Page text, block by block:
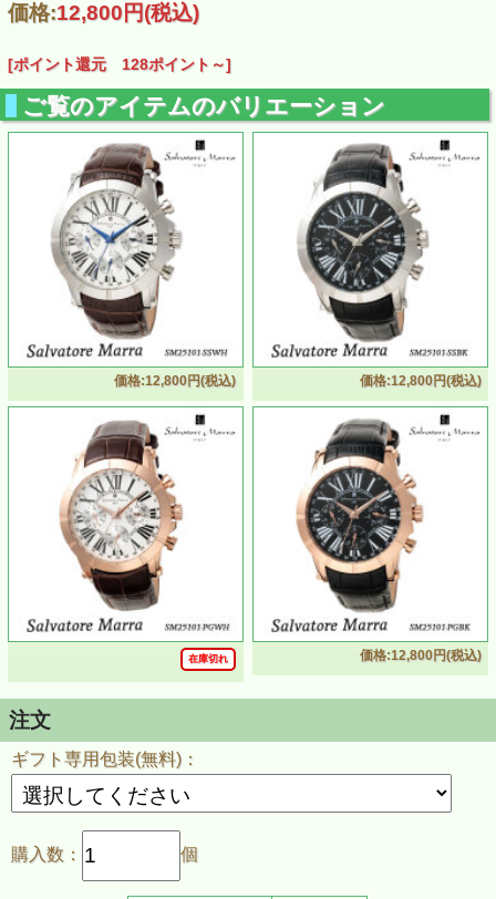
価格:12,800円(税込)
[ポイント還元 128ポイント～]
ご覧のアイテムのバリエーション
価格:12,800円(税込) 価格:12,800円(税込)
在庫切れ 価格:12,800円(税込)
注文
ギフト専用包装(無料)：
購入数： 個